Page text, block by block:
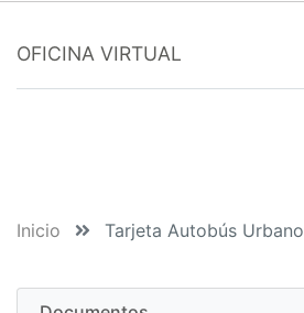
OFICINA VIRTUAL
Inicio Tarjeta Autobús Urbano